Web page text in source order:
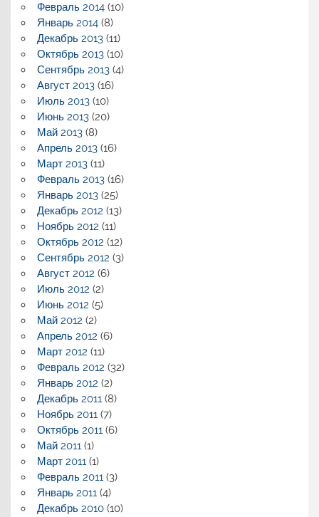
Февраль 2014(10)
Январь 2014(8)
Декабрь 2013(11)
Октябрь 2013(10)
Сентябрь 2013(4)
Август 2013(16)
Июль 2013(10)
Июнь 2013(20)
Май 2013(8)
Апрель 2013(16)
Март 2013(11)
Февраль 2013(16)
Январь 2013(25)
Декабрь 2012 (13)
Ноябрь 2012 (11)
Октябрь 2012 (12)
Сентябрь 2012 (3)
Август 2012 (6)
Июль 2012 (2)
Июнь 2012 (5)
Май 2012 (2)
Апрель 2012 (6)
Март 2012 (11)
Февраль 2012 (32)
Январь 2012 (2)
Декабрь 2011(8)
Ноябрь 2011(7)
Октябрь 2011(6)
Май 2011(1)
Март 2011(1)
Февраль 2011(3)
Январь 2011(4)
Декабрь 2010(10)